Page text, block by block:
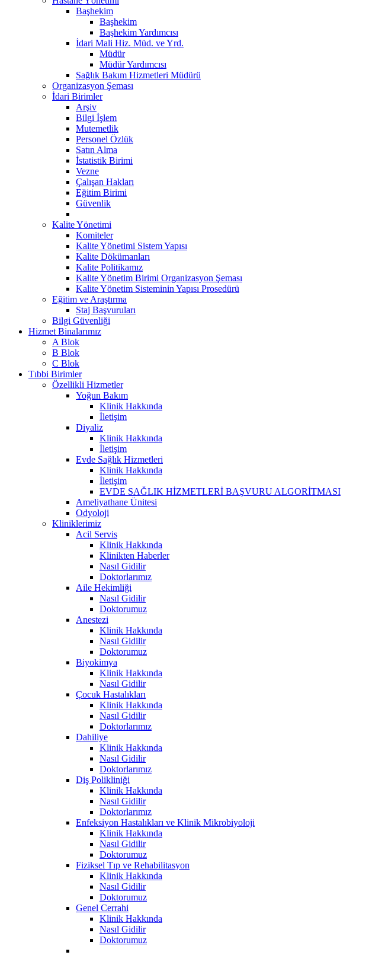
Başhekim
Başhekim
Başhekim Yardımcısı
İdari Mali Hiz. Müd. ve Yrd.
Müdür
Müdür Yardımcısı
Sağlık Bakım Hizmetleri Müdürü
Organizasyon Şeması
İdari Birimler
Arşiv
Bilgi İşlem
Mutemetlik
Personel Özlük
Satın Alma
İstatistik Birimi
Vezne
Çalışan Hakları
Eğitim Birimi
Güvenlik
Kalite Yönetimi
Komiteler
Kalite Yönetimi Sistem Yapısı
Kalite Dökümanları
Kalite Politikamız
Kalite Yönetim Birimi Organizasyon Şeması
Kalite Yönetim Sisteminin Yapısı Prosedürü
Eğitim ve Araştırma
Staj Başvuruları
Bilgi Güvenliği
Hizmet Binalarımız
A Blok
B Blok
C Blok
Tıbbi Birimler
Özellikli Hizmetler
Yoğun Bakım
Klinik Hakkında
İletişim
Diyaliz
Klinik Hakkında
İletişim
Evde Sağlık Hizmetleri
Klinik Hakkında
İletişim
EVDE SAĞLIK HİZMETLERİ BAŞVURU ALGORİTMASI
Ameliyathane Ünitesi
Odyoloji
Kliniklerimiz
Acil Servis
Klinik Hakkında
Klinikten Haberler
Nasıl Gidilir
Doktorlarımız
Aile Hekimliği
Nasıl Gidilir
Doktorumuz
Anestezi
Klinik Hakkında
Nasıl Gidilir
Doktorumuz
Biyokimya
Klinik Hakkında
Nasıl Gidilir
Çocuk Hastalıkları
Klinik Hakkında
Nasıl Gidilir
Doktorlarımız
Dahiliye
Klinik Hakkında
Nasıl Gidilir
Doktorlarımız
Diş Polikliniği
Klinik Hakkında
Nasıl Gidilir
Doktorlarımız
Enfeksiyon Hastalıkları ve Klinik Mikrobiyoloji
Klinik Hakkında
Nasıl Gidilir
Doktorumuz
Fiziksel Tıp ve Rehabilitasyon
Klinik Hakkında
Nasıl Gidilir
Doktorumuz
Genel Cerrahi
Klinik Hakkında
Nasıl Gidilir
Doktorumuz